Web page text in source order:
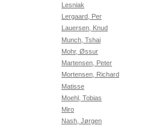
Lesniak
Lergaard, Per
Lauersen, Knud
Munch, Tshai
Mohr, Øssur
Martensen, Peter
Mortensen, Richard
Matisse
Moehl, Tobias
Miro
Nash, Jørgen